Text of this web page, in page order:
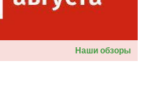
Наши обзоры